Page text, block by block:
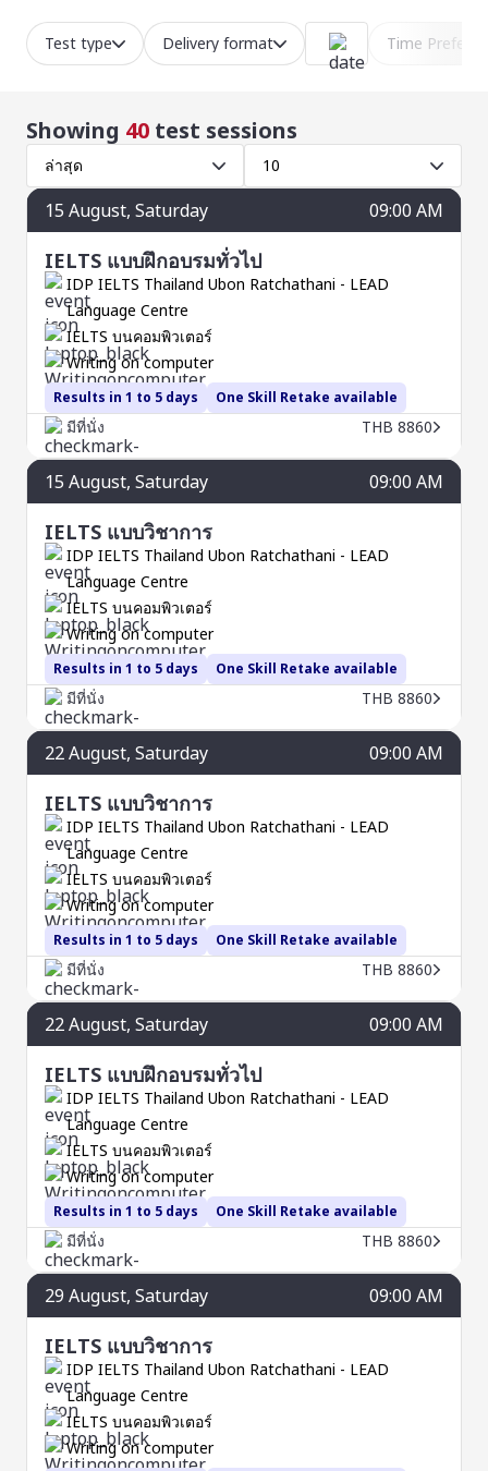
Test type Delivery format Time
Showing 40 test sessions
ล่าสุด 10
15 August, Saturday 09:00 AM
IELTS แบบฝึกอบรมทั่วไป
IDP IELTS Thailand Ubon Ratchathani - LEAD
Language Centre
Results in 1 to 5 days
IELTS บนคอมพิวเตอร์
Writing on computer
One Skill Retake available
มีที่นั่ง THB 8860
15 August, Saturday 09:00 AM
IELTS แบบวิชาการ
IDP IELTS Thailand Ubon Ratchathani - LEAD
Language Centre
Results in 1 to 5 days
IELTS บนคอมพิวเตอร์
Writing on computer
One Skill Retake available
มีที่นั่ง THB 8860
22August, Saturday 09:00 AM
IELTS แบบวิชาการ
IDP IELTS Thailand Ubon Ratchathani - LEAD
Language Centre
Results in 1 to 5 days
IELTS บนคอมพิวเตอร์
Writing on computer
One Skill Retake available
มีที่นั่ง THB 8860
22August, Saturday 09:00 AM
IELTS แบบฝึกอบรมทั่วไป
IDP IELTS Thailand Ubon Ratchathani - LEAD
Language Centre
Results in 1 to 5 days
IELTS บนคอมพิวเตอร์
Writing on computer
One Skill Retake available
มีที่นั่ง THB 8860
29 August, Saturday 09:00 AM
IELTS แบบวิชาการ
IDP IELTS Thailand Ubon Ratchathani - LEAD
Language Centre
IELTS บนคอมพิวเตอร์
Writing on computer